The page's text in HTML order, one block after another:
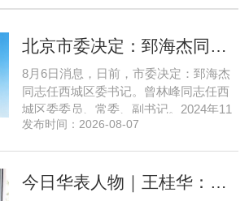
8月6日消息，日前，市委决定：郅海杰
同志任西城区委书记。曾林峰同志任西
城区委委员、常委、副书记。2024年11
月，郅海杰任北京市西城区委副书记，
记、区长。至此番履新。郅海杰，男，
发布时间：2026-08-07